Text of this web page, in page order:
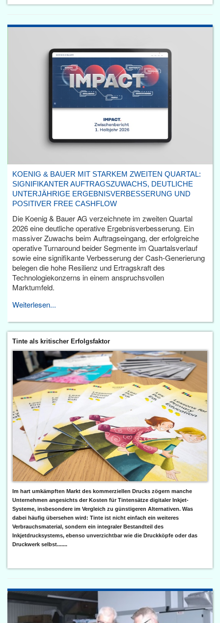
KOENIG & BAUER MIT STARKEM ZWEITEN QUARTAL:
SIGNIFIKANTER AUFTRAGSZUWACHS, DEUTLICHE
UNTERJÄHRIGE ERGEBNISVERBESSERUNG UND
POSITIVER FREE CASHFLOW
Die Koenig & Bauer AG verzeichnete im zweiten Quartal
2026 eine deutliche operative Ergebnisverbesserung. Ein
massiver Zuwachs beim Auftragseingang, der erfolgreiche
operative Turnaround beider Segmente im Quartalsverlauf
sowie eine signifikante Verbesserung der Cash-Generierung
belegen die hohe Resilienz und Ertragskraft des
Technologiekonzerns in einem anspruchsvollen
Marktumfeld.
Weiterlesen...
Tinte als kritischer Erfolgsfaktor
Im hart umkämpften Markt des kommerziellen Drucks zögern manche
Unternehmen angesichts der Kosten für Tintensätze digitaler Inkjet-
Systeme, insbesondere im Vergleich zu günstigeren Alternativen. Was
dabei häufig übersehen wird: Tinte ist nicht einfach ein weiteres
Verbrauchsmaterial, sondern ein integraler Bestandteil des
Inkjetdrucksystems, ebenso unverzichtbar wie die Druckköpfe oder das
Druckwerk selbst.......